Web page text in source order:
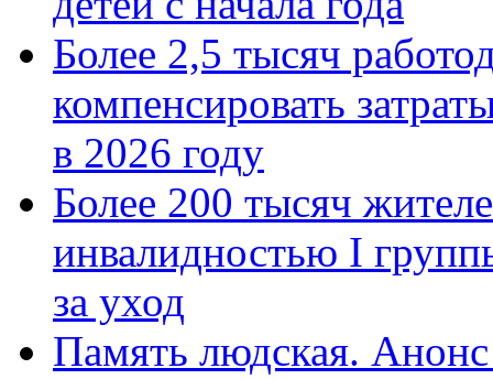
Более 2,5 тысяч
компенсировать
в 2026 году
Более 200 тысяч
инвалидностью I
за уход
Память людская.